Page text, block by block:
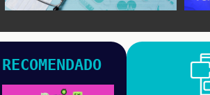
RECOMENDADO